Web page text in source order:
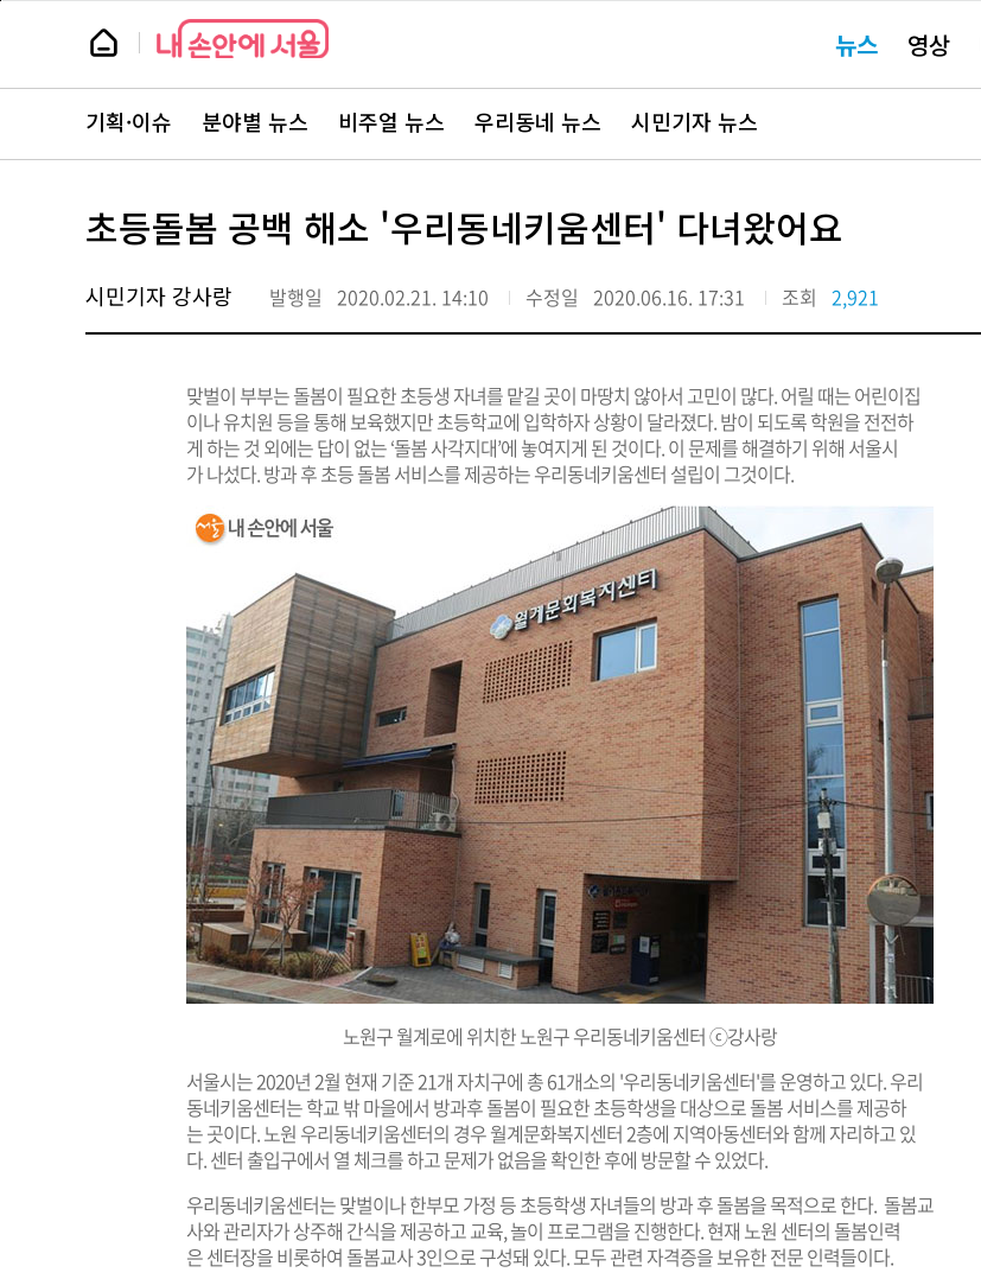
본
뉴
스 요뉴스 영상
뉴
스
주
서
바
로
기획·이슈 분야별 뉴스 비주얼 뉴스 우리동네 뉴스 시민기자 뉴스
초등돌봄 공백 해소 '우리동네키움센터' 다녀왔어요
시민기자 강사랑 발행일 2020.02.21. 14:10 수정일 2020.06.16. 17:31 조회 2,921
맞벌이 부부는 돌봄이 필요한 초등생 자녀를 맡길 곳이 마땅치 않아서 고민이 많다. 어릴 때는 어린이집
이나 유치원 등을 통해 보육했지만 초등학교에 입학하자 상황이 달라졌다. 밤이 되도록 학원을 전전하
게 하는 것 외에는 답이 없는 ‘돌봄 사각지대’에 놓여지게 된 것이다. 이 문제를 해결하기 위해 서울시
가 나섰다. 방과 후 초등 돌봄 서비스를 제공하는 우리동네키움센터 설립이 그것이다.
노원구 월계로에 위치한 노원구 우리동네키움센터 ⓒ강사랑
서울시는 2020년 2월 현재 기준 21개 자치구에 총 61개소의 '우리동네키움센터'를 운영하고 있다. 우리
동네키움센터는 학교 밖 마을에서 방과후 돌봄이 필요한 초등학생을 대상으로 돌봄 서비스를 제공하
는 곳이다. 노원 우리동네키움센터의 경우 월계문화복지센터 2층에 지역아동센터와 함께 자리하고 있
다. 센터 출입구에서 열 체크를 하고 문제가 없음을 확인한 후에 방문할 수 있었다.
우리동네키움센터는 맞벌이나 한부모 가정 등 초등학생 자녀들의 방과 후 돌봄을 목적으로 한다. 돌봄교
사와 관리자가 상주해 간식을 제공하고 교육, 놀이 프로그램을 진행한다. 현재 노원 센터의 돌봄인력
은 센터장을 비롯하여 돌봄교사 3인으로 구성돼 있다. 모두 관련 자격증을 보유한 전문 인력들이다.
페